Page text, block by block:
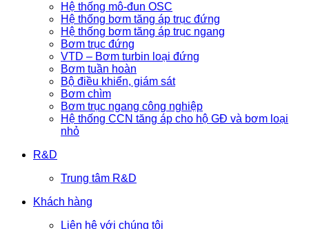
Hệ thống mô-đun OSC
Hệ thống bơm tăng áp trục đứng
Hệ thống bơm tăng áp trục ngang
Bơm trục đứng
VTD – Bơm turbin loại đứng
Bơm tuần hoàn
Bộ điều khiển, giám sát
Bơm chìm
Bơm trục ngang công nghiệp
Hệ thống CCN tăng áp cho hộ GĐ và bơm loại
nhỏ
R&D
Trung tâm R&D
Khách hàng
Liên hệ với chúng tôi